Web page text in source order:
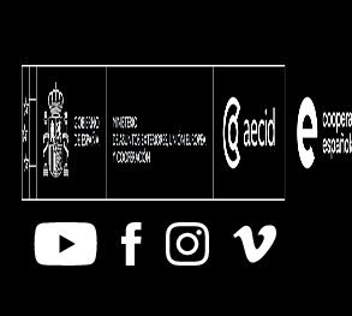
Youtube FacebookInstagram
Vimeo